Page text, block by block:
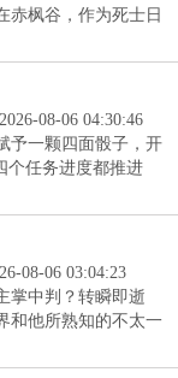
赤枫谷，作为死士日
08-06 04:30:46
予一颗四面骰子，开
个任务进度都推进
08-06 03:04:23
掌中判？转瞬即逝
和他所熟知的不太一